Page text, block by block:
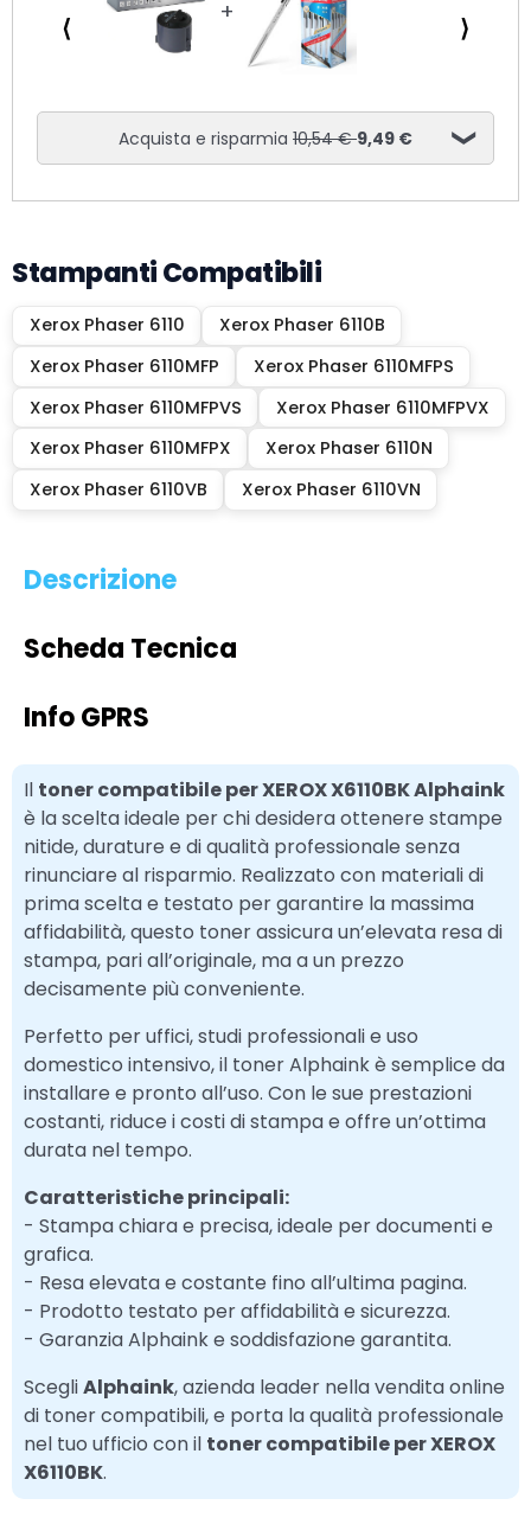
⟨ ⟩
Acquista e risparmia 10,54 €9,49 €
Stampanti Compatibili
Xerox Phaser 6110
Xerox Phaser 6110B
Xerox Phaser 6110MFP
Xerox Phaser 6110MFPS
Xerox Phaser 6110MFPVS
Xerox Phaser 6110MFPVX
Xerox Phaser 6110MFPX
Xerox Phaser 6110N
Xerox Phaser 6110VB
Xerox Phaser 6110VN
Descrizione
Scheda Tecnica
Info GPRS
Il toner compatibile per XEROX X6110BK Alphaink
è la scelta ideale per chi desidera ottenere stampe
nitide, durature e di qualità professionale senza
rinunciare al risparmio. Realizzato con materiali di
prima scelta e testato per garantire la massima
affidabilità, questo toner assicura un’elevata resa di
stampa, pari all’originale, ma a un prezzo
decisamente più conveniente.
Perfetto per uffici, studi professionali e uso
domestico intensivo, il toner Alphaink è semplice da
installare e pronto all’uso. Con le sue prestazioni
costanti, riduce i costi di stampa e offre un’ottima
durata nel tempo.
Caratteristiche principali:
- Stampa chiara e precisa, ideale per documenti e
grafica.
- Resa elevata e costante fino all’ultima pagina.
- Prodotto testato per affidabilità e sicurezza.
- Garanzia Alphaink e soddisfazione garantita.
ScegliAlphaink, azienda leader nella vendita online
di toner compatibili, e porta la qualità professionale
nel tuo ufficio con il toner compatibile per XEROX
X6110BK.